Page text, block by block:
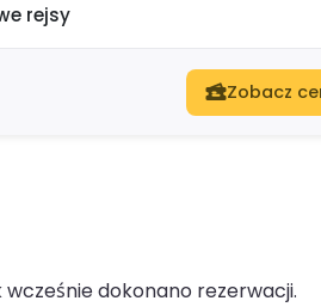
rejsy
Zobacz
dokonano rezerwacji.